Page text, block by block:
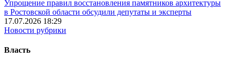
Упрощение правил восстановления памятников архитектуры
в Ростовской области обсудили депутаты и эксперты
17.07.2026 18:29
Новости рубрики
Власть